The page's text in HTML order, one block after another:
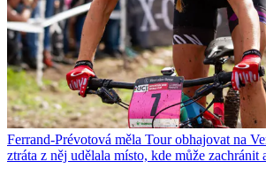
Ferrand-Prévotová měla Tour obhajovat na
ztráta z něj udělala místo, kde může zachránit